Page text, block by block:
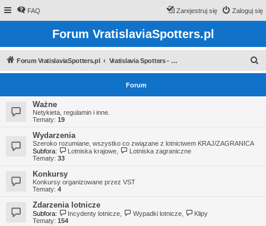
FAQ Zaloguj się
Zarejestruj się
Forum VratislaviaSpotters.pl
Forum VratislaviaSpotters.pl Vratislavia Spotters - Wroclawska grupa spotterska
z
Forum
Ważne
Netykieta, regulamin i inne.
Tematy: 19
Wydarzenia
Szeroko rozumiane, wszystko co związane z lotnictwem KRAJ/ZAGRANICA
Subfora:
Lotniska krajowe
Lotniska zagraniczne
Tematy: 33
Konkursy
Konkursy organizowane przez VST
Tematy: 4
Zdarzenia lotnicze
Subfora: Incydenty lotnicze Wypadki lotnicze,
Klipy
Tematy: 154